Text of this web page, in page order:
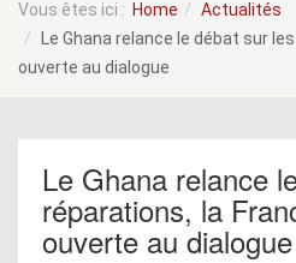
Vous êtes ici : Home
Actualités
Le Ghana relance le débat sur
ouverte au dialogue
Le Ghana relance
réparations, la
ouverte au dialogue